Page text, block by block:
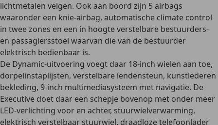
lichtmetalen velgen. Ook aan boord zijn 5 airbags
waaronder een knie-airbag, automatische climate control
in twee zones en een in hoogte verstelbare bestuurders-
en passagiersstoel waarvan die van de bestuurder
elektrisch bedienbaar is.
De Dynamic-uitvoering voegt daar 18-inch wielen aan toe,
dorpelinstaplijsten, verstelbare lendensteun, kunstlederen
bekleding, 9-inch multimediasysteem met navigatie. De
Executive doet daar een schepje bovenop met onder meer
LED-verlichting voor en achter, stuurwielverwarming,
elektrisch verstelbaar stuurwiel, draadloze telefoonlader